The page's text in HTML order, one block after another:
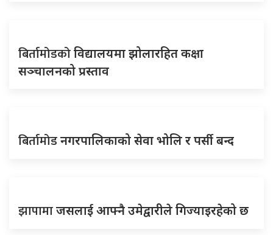
बिर्तामोडकोविद्यालयमा झोलारहित कक्षा
सञ्चालनको प्रस्ताव
बिर्तामोडनगरपालिकाको सेवा भोलि र पर्सी बन्द
झापामाजसलाई आफ्नै उमेद्वारीले गिज्याइरहेको छ